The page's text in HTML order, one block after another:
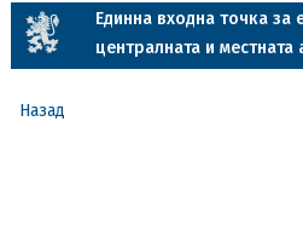
Единна входна точка за
централната и местната
Назад